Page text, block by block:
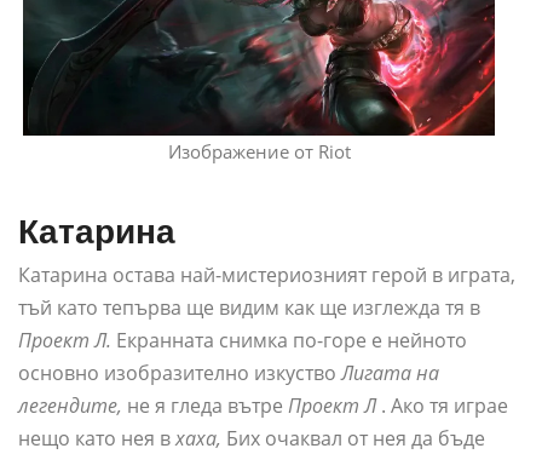
Изображение от Riot
Катарина
Катарина остава най-мистериозният герой в играта,
тъй като тепърва ще видим как ще изглежда тя в
Проект Л. Екранната снимка по-горе е нейното
основно изобразително изкуствоЛигата на
легендите, не я гледа вътре Проект Л. Ако тя играе
нещо като нея вхаха, Бих очаквал от нея да бъде